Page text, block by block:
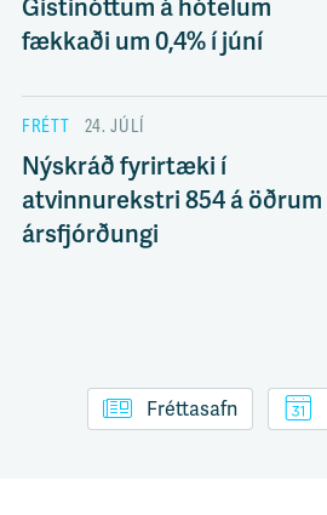
Gistinóttum á hótelum
fækkaði um 0,4% í júní
FRÉTT 24. JÚLÍ
Nýskráð fyrirtæki í
atvinnurekstri 854 á öðrum
ársfjórðungi
Fréttasafn